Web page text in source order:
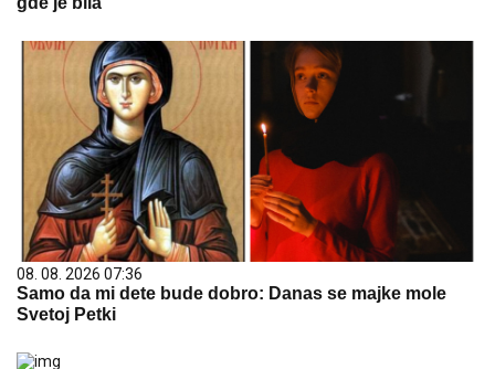
08. 08. 2026 07:36
Samo da mi dete bude dobro: Danas se majke mole
Svetoj Petki